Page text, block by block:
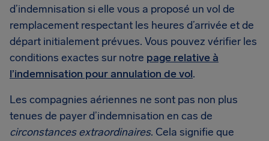
d’indemnisation si elle vous a proposé un vol de
remplacement respectant les heures d’arrivée et de
départ initialement prévues. Vous pouvez vérifier les
conditions exactes sur notre page relative à
l’indemnisation pour annulation de vol.
Les compagnies aériennes ne sont pas non plus
tenues de payer d’indemnisation en cas de
circonstances extraordinaires. Cela signifie que